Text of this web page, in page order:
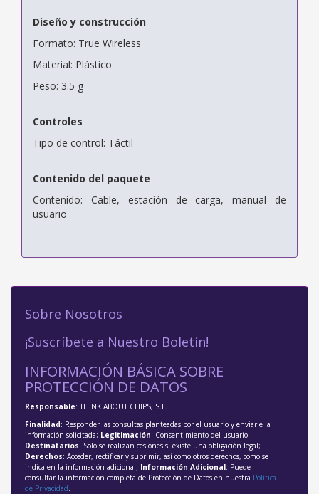
Diseño y construcción
Formato: True Wireless
Material: Plástico
Peso: 3.5 g
Controles
Tipo de control: Táctil
Contenido del paquete
Contenido: Cable, estación de carga, manual de
usuario
Sobre Nosotros
¡Suscríbete a Nuestro Boletín!
INFORMACIÓN BÁSICA SOBRE
PROTECCIÓN DE DATOS
Responsable: THINK ABOUT CHIPS, S.L.
Finalidad: Responder las consultas planteadas por el usuario y enviarle la
información solicitada; Legitimación: Consentimiento del usuario;
Destinatarios: Solo se realizan cesiones si existe una obligación legal;
Derechos: Acceder, rectificar y suprimir, así como otros derechos, como se
indica en la información adicional; Información Adicional: Puede
consultar la información completa de Protección de Datos en nuestra Política
de Privacidad